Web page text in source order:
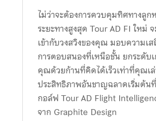
ไม่ว่าจะต้องการควบคุมทิศทางลูก
ระยะทางสูงสุด Tour AD FI ใหม่
เข้ากับวงสวิงของคุณ มอบความเ
การตอบสนองที่เหนือชั้น ยกระดับ
คุณด้วยก้านที่คิดได้เร็วเท่าที่คุณเ
ประสิทธิภาพอันชาญฉลาดเริ่มต้น
กอล์ฟ Tour AD Flight
จาก Graphite Design